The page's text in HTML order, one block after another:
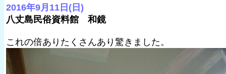
2016年9月11日(日)
八丈島民俗資料館 和鏡
これの倍ありたくさんあり驚きました。